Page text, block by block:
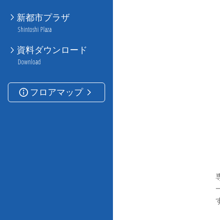
新都市プラザ
Shintoshi Plaza
資料ダウンロード
Download
フロアマップ